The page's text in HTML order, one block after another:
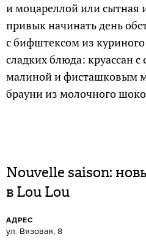
и моцареллой или сытная
привык начинать день
с бифштексом из
сладких блюда: круассан
малиной и фисташковым
брауни из молочного
Nouvelle saison:
в Lou Lou
АДРЕС
ул. Вязовая, 8